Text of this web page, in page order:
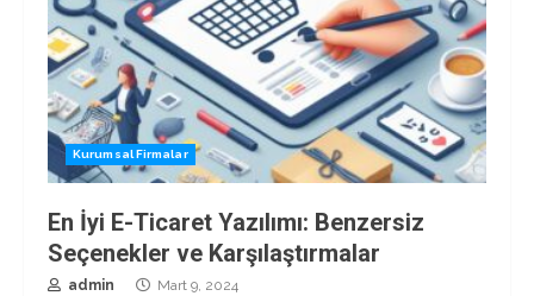
Kurumsal Firmalar
En İyi E-Ticaret Yazılımı: Benzersiz
Seçenekler ve Karşılaştırmalar
admin Mart 9, 2024